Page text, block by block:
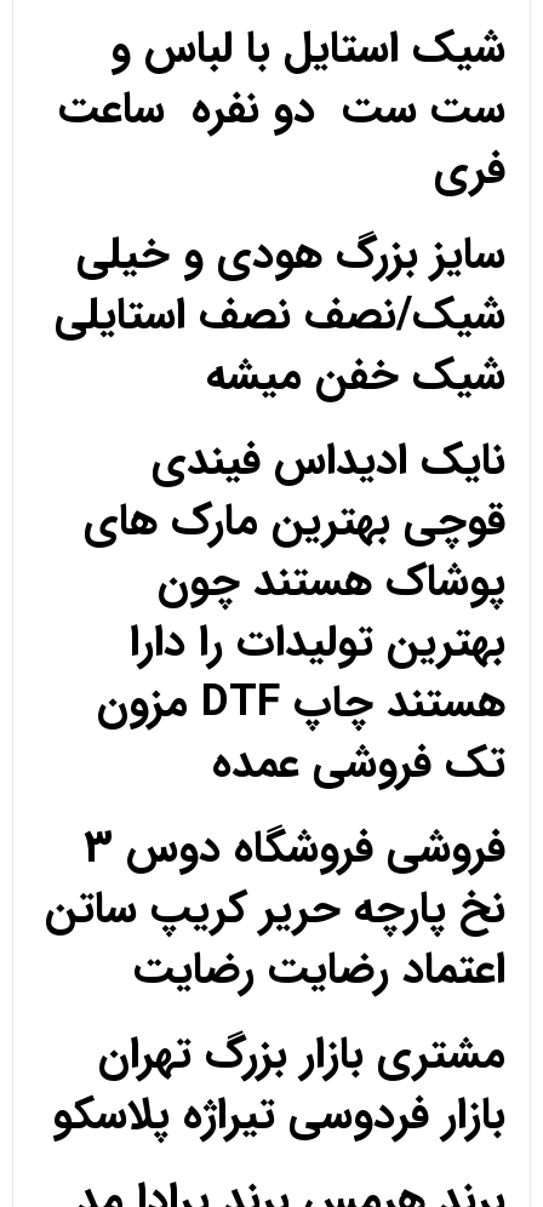
شیک استایل با لباس و
ست ست دو نفره ساعت
فری
سایز بزرگ هودی و خیلی
شیک/نصف نصف استایلی
شیک خفن میشه
نایک ادیداس فیندی
قوچی بهترین مارک های
پوشاک هستند چون
بهترین تولیدات را دارا
هستند چاپ DTF مزون
تک فروشی عمده
فروشی فروشگاه دوس 3
نخ پارچه حریر کریپ ساتن
اعتماد رضایت رضایت
مشتری بازار بزرگ تهران
بازار فردوسی تیراژه پلاسکو